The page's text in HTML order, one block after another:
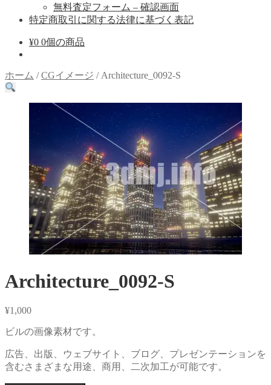
無料査定フォーム – 確認画面
特定商取引に関する法律に基づく表記
¥0 0個の商品
ホーム /CGイメージ / Architecture_0092-S
Architecture_0092-S
¥1,000
ビルの画像素材です。
広告、出版、ウェブサイト、ブログ、プレゼンテーションを
含むさまざまな用途、商用、二次加工が可能です。